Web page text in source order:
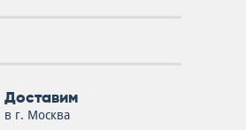
Доставим
в г. Москва